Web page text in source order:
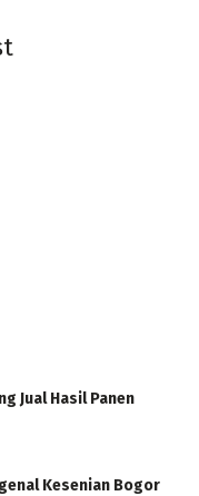
Jual Hasil Panen
Kesenian Bogor